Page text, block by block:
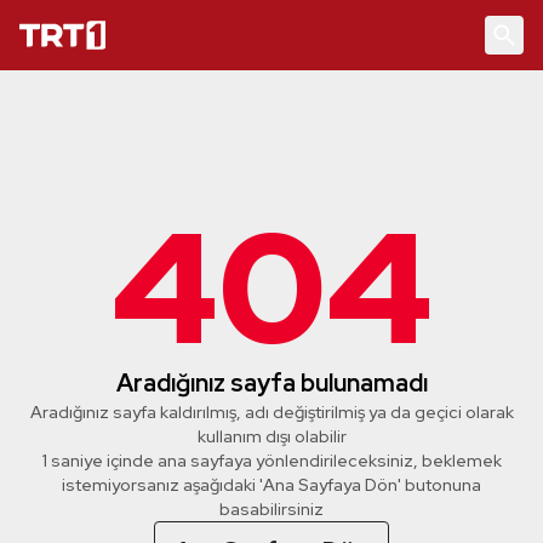
404
Aradığınız sayfa bulunamadı
Aradığınız sayfa kaldırılmış, adı değiştirilmiş ya da geçici olarak
kullanım dışı olabilir
1 saniye içinde ana sayfaya yönlendirileceksiniz, beklemek
istemiyorsanız aşağıdaki 'Ana Sayfaya Dön' butonuna
basabilirsiniz